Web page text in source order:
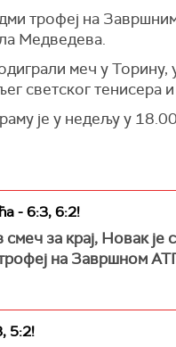
трофеј на
Медведева.
меч у Торину,
светског тенисера
је у недељу у
- 6:3, 6:2!
за крај, Новак
на Завршном
5:2!